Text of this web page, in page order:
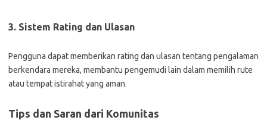
3. Sistem Rating dan Ulasan
Pengguna dapat memberikan rating dan ulasan tentang pengalaman
berkendara mereka, membantu pengemudi lain dalam memilih rute
atau tempat istirahat yang aman.
Tips dan Saran dari Komunitas